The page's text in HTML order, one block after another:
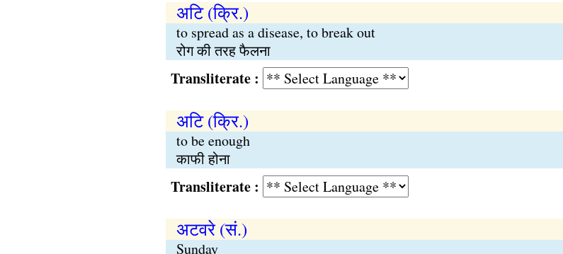
अटि (क्रि.)
to spread as a disease, to break out
रोग की तरह फैलना
Transliterate :
अटि (क्रि.)
to be enough
काफी होना
Transliterate :
अटवरे (सं.)
Sunday